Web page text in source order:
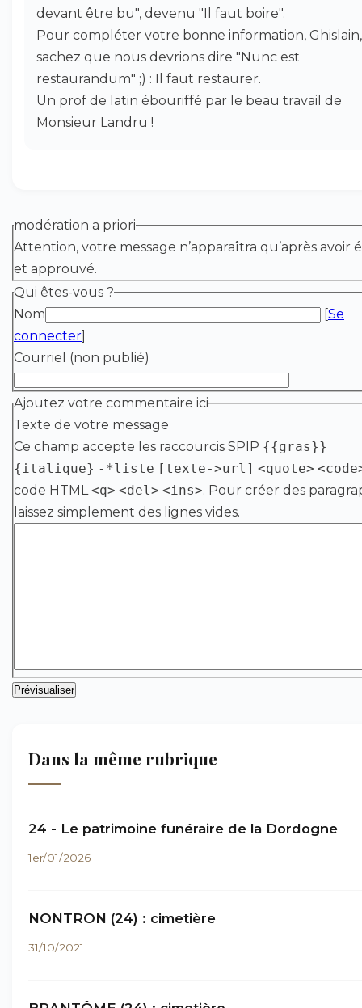
devant être bu", devenu "Il faut boire".
Pour compléter votre bonne information, Ghislain,
sachez que nous devrions dire "Nunc est
restaurandum" ;) : Il faut restaurer.
Un prof de latin ébouriffé par le beau travail de
Monsieur Landru !
modération a priori
Attention, votre message n’apparaîtra qu’après avoir
et approuvé.
Qui êtes-vous ?
Nom
[Se
connecter]
Courriel (non publié)
Ajoutez votre commentaire ici
Texte de votre message
Ce champ accepte les raccourcis SPIP {{gras}}
{italique} -*liste [texte->url] <quote>
code HTML<q> <del> <ins>. Pour créer des
laissez simplement des lignes vides.
Dans la même rubrique
24 - Le patrimoine funéraire de la Dordogne
1er/01/2026
NONTRON (24) : cimetière
31/10/2021